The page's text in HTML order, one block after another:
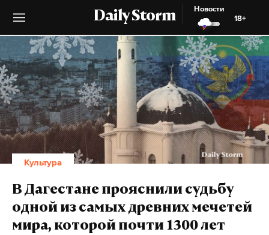
Daily Storm
Новости
18+
Культура
В Дагестане прояснили судьбу
одной из самых древних мечетей
мира, которой почти 1300 лет